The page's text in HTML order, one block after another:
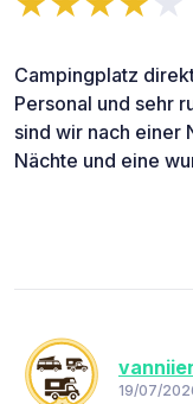
Campingplatz
Personal und sehr
sind wir nach einer
Nächte und eine
19/07/